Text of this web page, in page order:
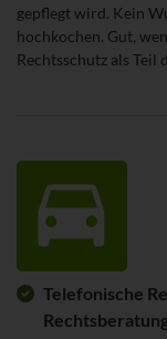
gepflegt wird. Kein
hochkochen. Gut,
Rechtsschutz als Teil
Telefonische